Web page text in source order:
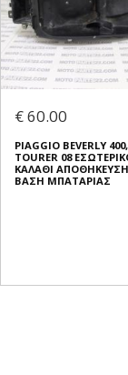
€ 60.00
PIAGGIO BEVERLY
TOURER 08
ΚΑΛΑΘΙ
ΒΑΣΗ ΜΠΑΤΑΡΙΑΣ